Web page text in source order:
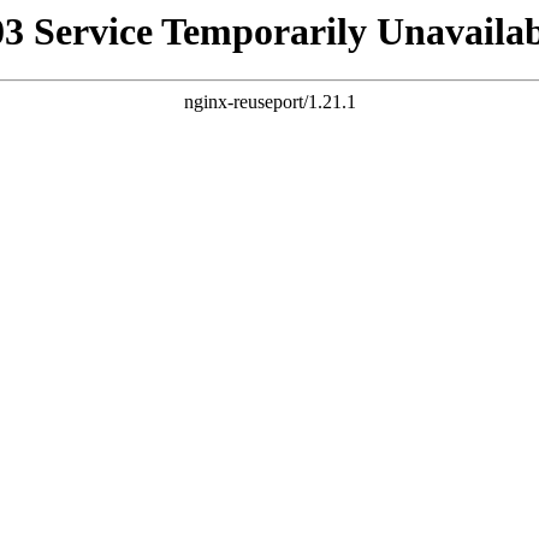
Service Temporarily
nginx-reuseport/1.21.1